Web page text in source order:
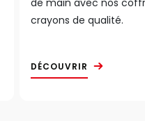
de main avec nos
crayons de qualité.
DÉCOUVRIR